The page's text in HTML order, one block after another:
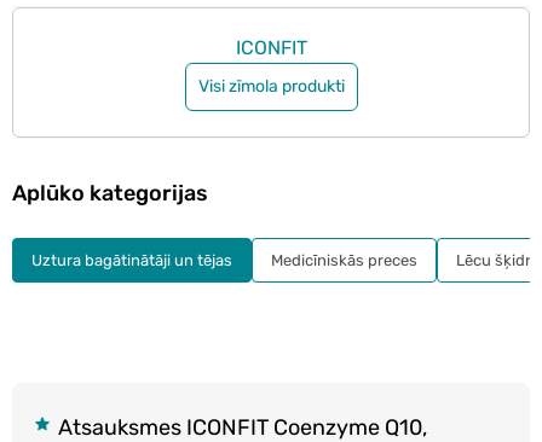
ICONFIT
Visi zīmola produkti
Atsauksmes ICONFIT Coenzyme Q10,
Aplūko kategorijas
Uztura bagātinātāji un tējas Medicīniskās preces Lēcu